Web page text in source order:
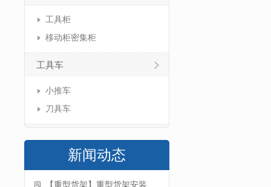
工具柜
移动柜密集柜
工具车
小推车
刀具车
新闻动态
【重型货架】重型货架安装注意事项